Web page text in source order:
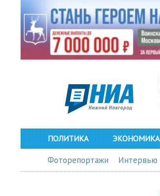
ПОЛИТИКА ЭКОНОМИКА
Фоторепортажи Интервью